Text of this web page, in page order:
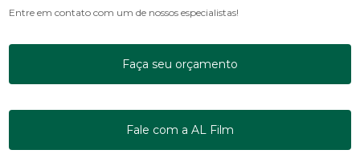
Entre em contato com um de nossos especialistas!
Faça seu orçamento
Fale com a AL Film